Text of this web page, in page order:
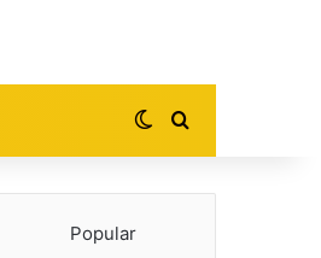
Switch skin
Popular